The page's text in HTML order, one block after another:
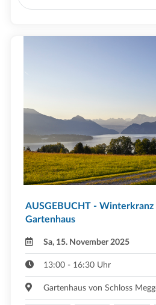
AUSGEBUCHT - Winterkranz
Gartenhaus
Sa, 15. November 2025
13:00 - 16:30 Uhr
Gartenhaus von Schloss